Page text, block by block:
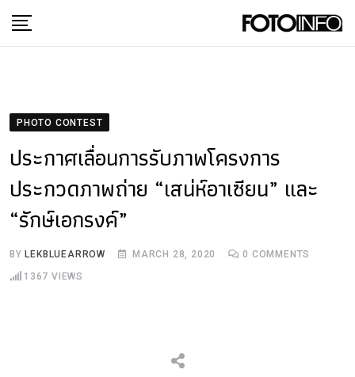
to
PHOTO CONTEST
ประกาศเลื่อนการรับภาพโครงการ
ประกวดภาพถ่าย “เสน่ห์อาเซียน” และ
“รักษ์เอกรงค์”
BYLEKBLUEARROW MARCH 28, 2020 0 COMMENTS
1367 VIEWS